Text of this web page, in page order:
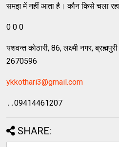
समझ में नहीं आता है। कौन किसे चला
0 0 0
यशवन्‍त कोठारी, 86, लक्ष्‍मी नगर,
2670596
ykkothari3@gmail.com
․․09414461207
SHARE: